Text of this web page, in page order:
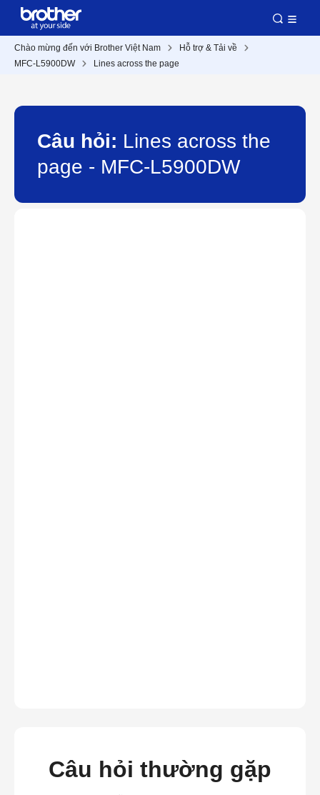
Chào mừng đến với Brother Việt Nam
Hỗ trợ & Tải về
MFC-L5900DW
Lines across the page
Câu hỏi: Lines across the
page - MFC-L5900DW
Câu hỏi thường gặp